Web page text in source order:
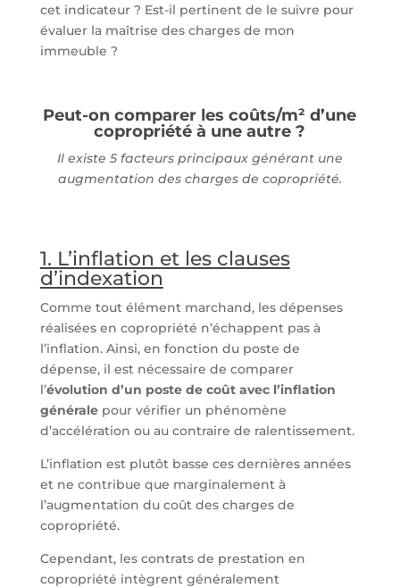
cet indicateur ? Est-il pertinent de le suivre pour
évaluer la maîtrise des charges de mon
immeuble ?
Peut-on comparer les coûts/m² d’une
copropriété à une autre ?
Il existe 5 facteurs principaux générant une
augmentation des charges de copropriété.
1. L’inflation et les clauses
d’indexation
Comme tout élément marchand, les dépenses
réalisées en copropriété n’échappent pas à
l’inflation. Ainsi, en fonction du poste de
dépense, il est nécessaire de comparer
l’évolution d’un poste de coût avec l’inflation
généralepour vérifier un phénomène
d’accélération ou au contraire de ralentissement.
L’inflation est plutôt basse ces dernières années
et ne contribue que marginalement à
l’augmentation du coût des charges de
copropriété.
Cependant, les contrats de prestation en
copropriété intègrent généralement